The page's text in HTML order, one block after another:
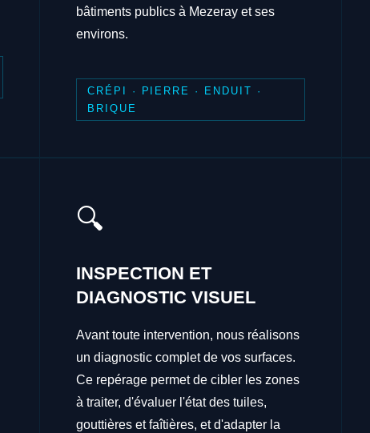
bâtiments publics à Mezeray et ses
environs.
CRÉPI · PIERRE · ENDUIT ·
BRIQUE
🔍
INSPECTION ET
DIAGNOSTIC VISUEL
Avant toute intervention, nous réalisons
un diagnostic complet de vos surfaces.
Ce repérage permet de cibler les zones
à traiter, d'évaluer l'état des tuiles,
gouttières et faîtières, et d'adapter la